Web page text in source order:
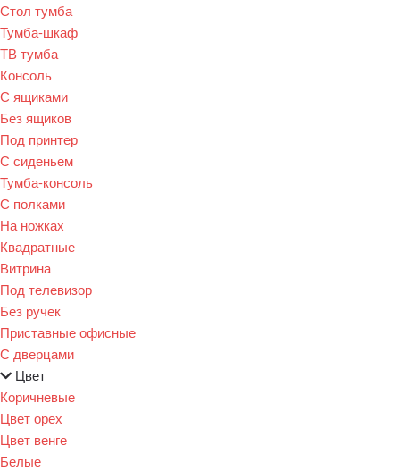
Стол тумба
Тумба-шкаф
ТВ тумба
Консоль
С ящиками
Без ящиков
Под принтер
С сиденьем
Тумба-консоль
С полками
На ножках
Квадратные
Витрина
Под телевизор
Без ручек
Приставные офисные
С дверцами
Цвет
Коричневые
Цвет орех
Цвет венге
Белые